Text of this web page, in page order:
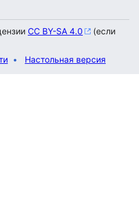
CC BY-SA 4.0
(если
Настольная версия